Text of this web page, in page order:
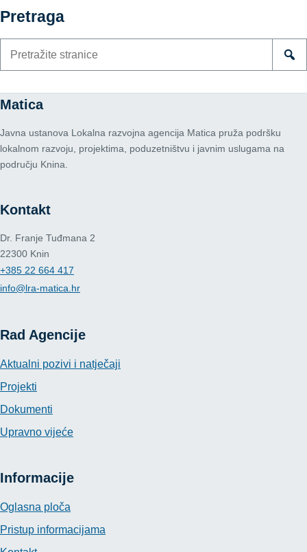
Pretraga
Matica
Javna ustanova Lokalna razvojna agencija Matica pruža podršku
lokalnom razvoju, projektima, poduzetništvu i javnim uslugama na
području Knina.
Kontakt
Dr. Franje Tuđmana 2
22300 Knin
+385 22 664 417
info@lra-matica.hr
Rad Agencije
Aktualni pozivi i natječaji
Projekti
Dokumenti
Upravno vijeće
Informacije
Oglasna ploča
Pristup informacijama